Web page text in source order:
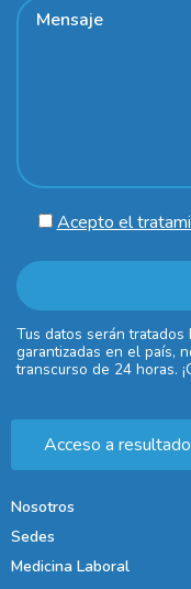
Acepto el
Tus datos serán
garantizadas en el país,
transcurso de 24 horas.
Acceso a
Nosotros
Sedes
Medicina Laboral